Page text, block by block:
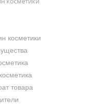
косметики
товара